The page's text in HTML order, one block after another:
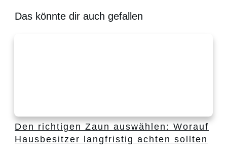
Das könnte dir auch gefallen
Den richtigen Zaun auswählen: Worauf
Hausbesitzer langfristig achten sollten